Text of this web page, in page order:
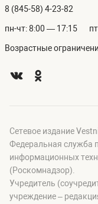
8 (845-58) 4-23-82
пн-чт: 8:00 — 17:15
Возрастные
Сетевое издание
Федеральная служба
информационных
(Роскомнадзор).
Учредитель
учреждение –